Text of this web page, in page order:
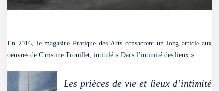
En 2016, le magasine Pratique des Arts consacrent un long article aux
oeuvres de Christine Trouillet, intitulé « Dans l’intimité des lieux ».
Les prièces de vie et lieux d’intimité